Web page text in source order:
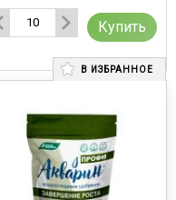
Купить
В ИЗБРАННОЕ